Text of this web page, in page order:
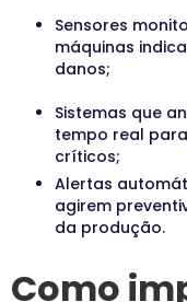
Sensores
máquinas
danos;
Sistemas que
tempo real
críticos;
Alertas
agirem
da produção.
Como